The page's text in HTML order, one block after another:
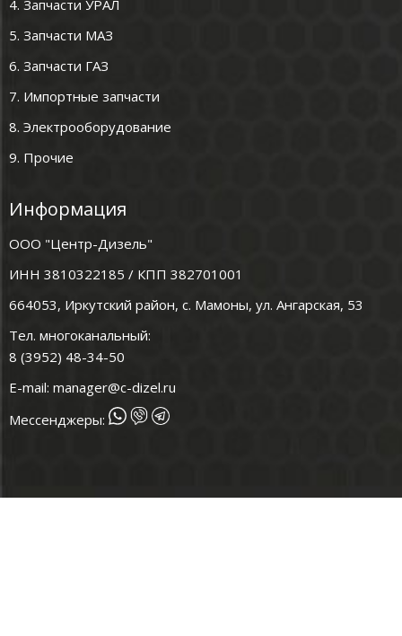
4. Запчасти УРАЛ
5. Запчасти МАЗ
6. Запчасти ГАЗ
7. Импортные запчасти
8. Электрооборудование
9. Прочие
Информация
ООО "Центр-Дизель"
ИНН 3810322185 / КПП 382701001
664053, Иркутский район, с. Мамоны, ул. Ангарская, 53
Тел. многоканальный:
8 (3952) 48-34-50
E-mail: manager@c-dizel.ru
Мессенджеры: